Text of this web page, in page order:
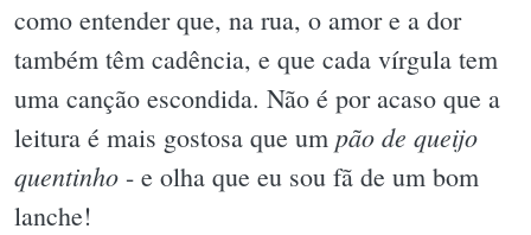
como entender que, na rua, o amor e a dor
também têm cadência, e que cada vírgula tem
uma canção escondida. Não é por acaso que a
leitura é mais gostosa que um pão de queijo
quentinho - e olha que eu sou fã de um bom
lanche!